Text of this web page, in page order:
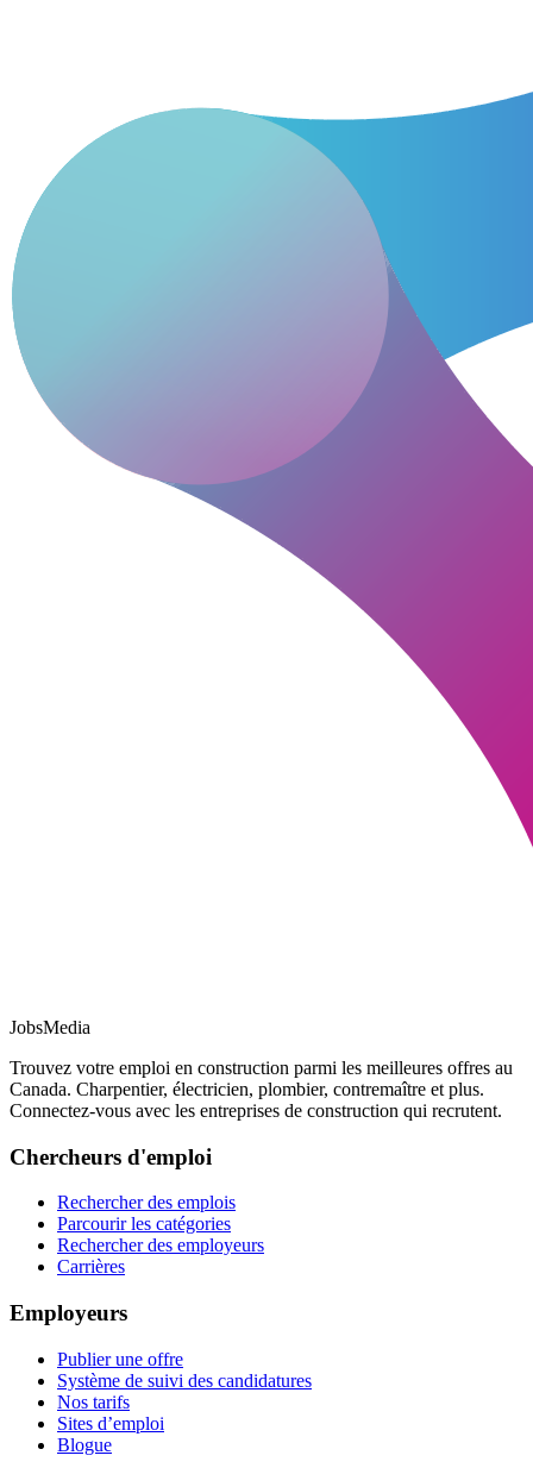
JobsMedia
Trouvez votre emploi en construction parmi les meilleures offres au
Canada. Charpentier, électricien, plombier, contremaître et plus.
Connectez-vous avec les entreprises de construction qui recrutent.
Chercheurs d'emploi
Rechercher des emplois
Parcourir les catégories
Rechercher des employeurs
Carrières
Employeurs
Publier une offre
Système de suivi des candidatures
Nos tarifs
Sites d’emploi
Blogue